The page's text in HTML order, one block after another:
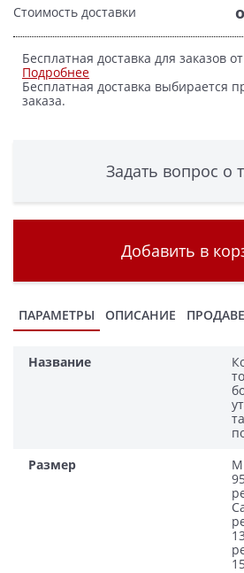
Стоимость доставки
Бесплатная доставка для заказов
Подробнее
Бесплатная доставка выбирается
заказа.
Задать вопрос о
Добавить в
ПАРАМЕТРЫ ОПИСАНИЕ
Название
Размер
М